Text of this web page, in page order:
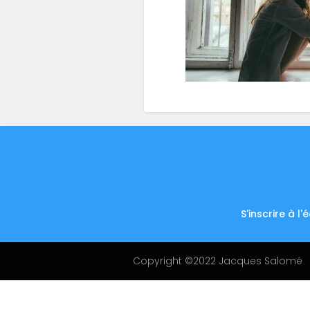
menu
S'inscrire à
Copyright ©2022 Jacques Salomé